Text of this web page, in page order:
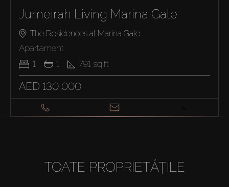
Jumeirah Living Marina Gate
The Residences at Marina Gate
Apartament
1
1 791 sq.ft
AED 130,000
TOATE PROPRIETĂȚILE